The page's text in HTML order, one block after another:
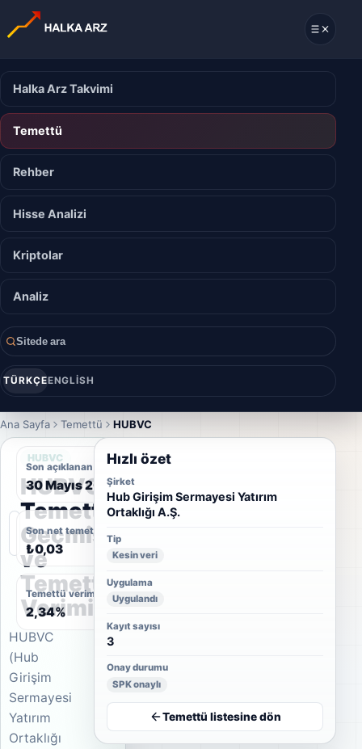
Halka Arz Takvimi
Temettü
Rehber
Hisse Analizi
Kriptolar
Analiz
Sitede ara
TÜRKÇEENGLISH
Ana Sayfa Temettü HUBVC
HUBVC
HUBVC
Temettü
Geçmişi
ve
Temettü
Verimi
HUBVC
(Hub
Girişim
Sermayesi
Yatırım
Ortaklığı
Son açıklanan temettü tarihi
30 Mayıs 2012
Son net temettü
₺0,03
Temettü verimi
2,34%
Hızlı özet
Şirket
Hub Girişim Sermayesi Yatırım
Ortaklığı A.Ş.
Tip
Kesin veri
Uygulama
Uygulandı
Kayıt sayısı
3
Onay durumu
SPK onaylı
Temettü listesine dön